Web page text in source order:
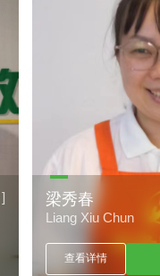
] 梁秀春
Liang Xiu Chun
查看详情